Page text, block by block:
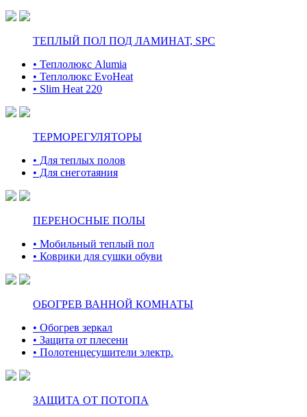
ТЕПЛЫЙ ПОЛ ПОД ЛАМИНАТ, SPC
• Теплолюкс Alumia
• Теплолюкс EvoHeat
• Slim Heat 220
ТЕРМОРЕГУЛЯТОРЫ
• Для теплых полов
• Для снеготаяния
ПЕРЕНОСНЫЕ ПОЛЫ
• Мобильный теплый пол
• Коврики для сушки обуви
ОБОГРЕВ ВАННОЙ КОМНАТЫ
• Обогрев зеркал
• Защита от плесени
• Полотенцесушители электр.
ЗАЩИТА ОТ ПОТОПА